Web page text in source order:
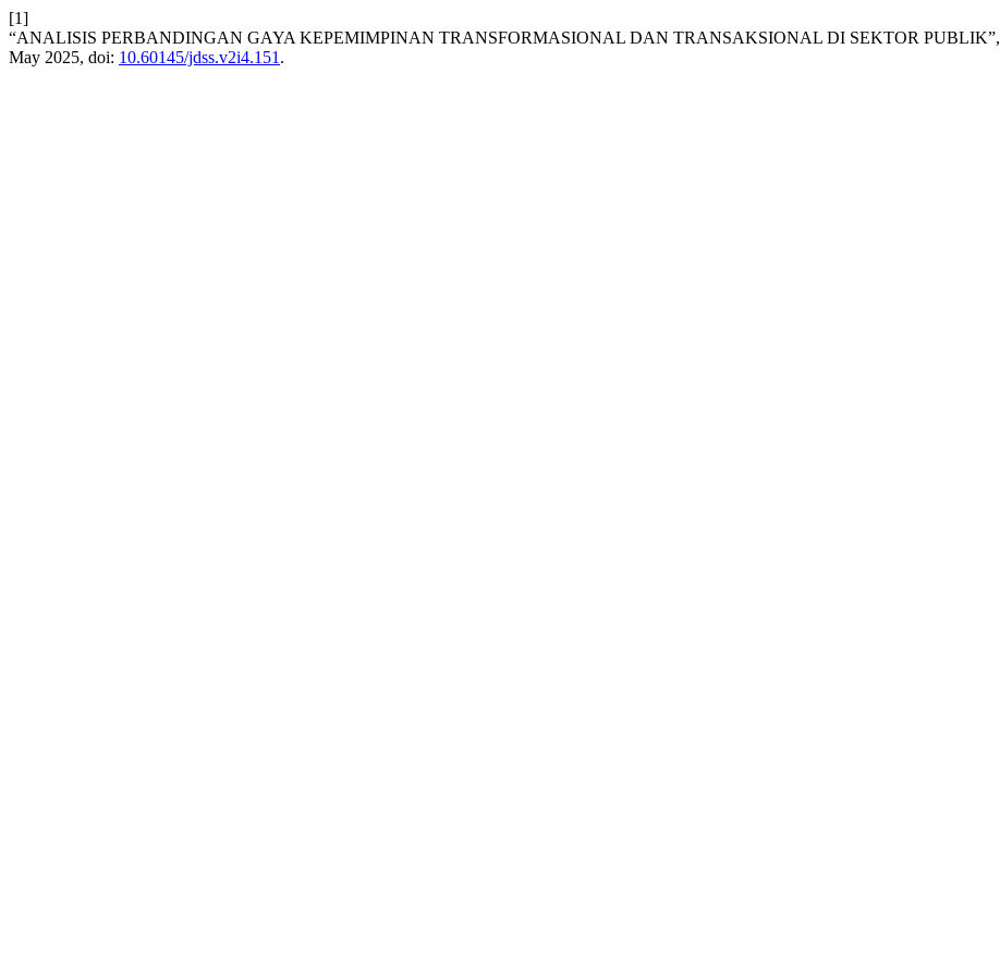
[1]
“ANALISIS PERBANDINGAN GAYA KEPEMIMPINAN TRANSFORMASIONAL DAN TRANSAKSIONAL DI SEKTOR PUBLIK”,
May 2025, doi: 10.60145/jdss.v2i4.151 .